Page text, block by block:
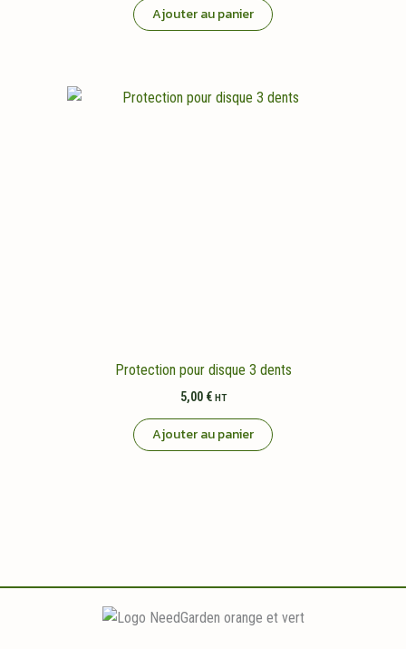
Ajouter au panier
Protection pour disque 3 dents
5,00 € HT
Ajouter au panier